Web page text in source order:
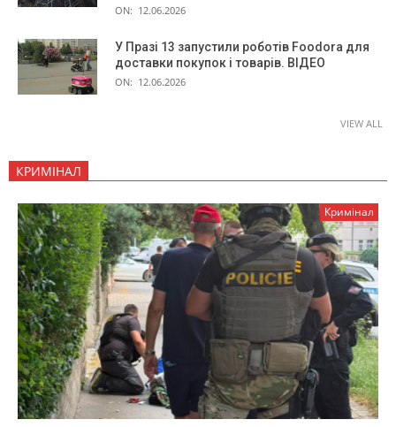
ON: 12.06.2026
У Празі 13 запустили роботів Foodora для
доставки покупок і товарів. ВІДЕО
ON: 12.06.2026
VIEW ALL
КРИМІНАЛ
Кримінал